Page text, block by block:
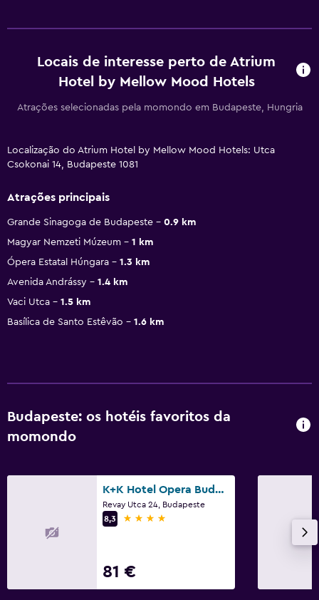
Locais de interesse perto de Atrium
Hotel by Mellow Mood Hotels
Atrações selecionadas pela momondo em Budapeste, Hungria
Localização do Atrium Hotel by Mellow Mood Hotels: Utca
Csokonai 14, Budapeste 1081
Atrações principais
Grande Sinagoga de Budapeste
0.9 km
Magyar Nemzeti Múzeum
1 km
Ópera Estatal Húngara
1.3 km
Avenida Andrássy
1.4 km
Vaci Utca
1.5 km
Basílica de Santo Estêvão
1.6 km
Budapeste: os hotéis favoritos da
momondo
K+K Hotel Opera Budapest
Revay Utca 24, Budapeste
8,3
4 estrelas
81 €